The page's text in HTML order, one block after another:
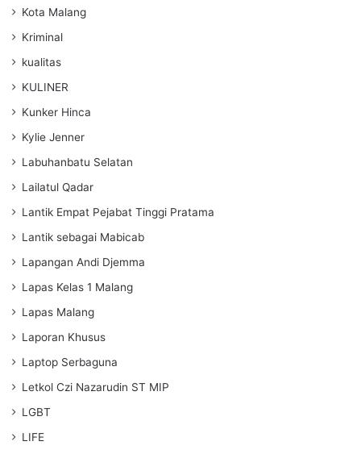
Kota Malang
Kriminal
kualitas
KULINER
Kunker Hinca
Kylie Jenner
Labuhanbatu Selatan
Lailatul Qadar
Lantik Empat Pejabat Tinggi Pratama
Lantik sebagai Mabicab
Lapangan Andi Djemma
Lapas Kelas 1 Malang
Lapas Malang
Laporan Khusus
Laptop Serbaguna
Letkol Czi Nazarudin ST MIP
LGBT
LIFE